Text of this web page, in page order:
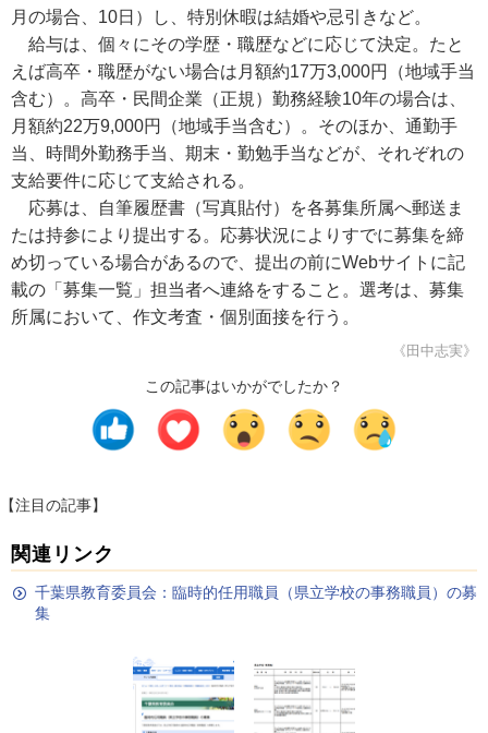
月の場合、10日）し、特別休暇は結婚や忌引きなど。
給与は、個々にその学歴・職歴などに応じて決定。たと
えば高卒・職歴がない場合は月額約17万3,000円（地域手当
含む）。高卒・民間企業（正規）勤務経験10年の場合は、
月額約22万9,000円（地域手当含む）。そのほか、通勤手
当、時間外勤務手当、期末・勤勉手当などが、それぞれの
支給要件に応じて支給される。
応募は、自筆履歴書（写真貼付）を各募集所属へ郵送ま
たは持参により提出する。応募状況によりすでに募集を締
め切っている場合があるので、提出の前にWebサイトに記
載の「募集一覧」担当者へ連絡をすること。選考は、募集
所属において、作文考査・個別面接を行う。
《田中志実》
この記事はいかがでしたか？
【注目の記事】
関連リンク
千葉県教育委員会：臨時的任用職員（県立学校の事務職員）の募
集